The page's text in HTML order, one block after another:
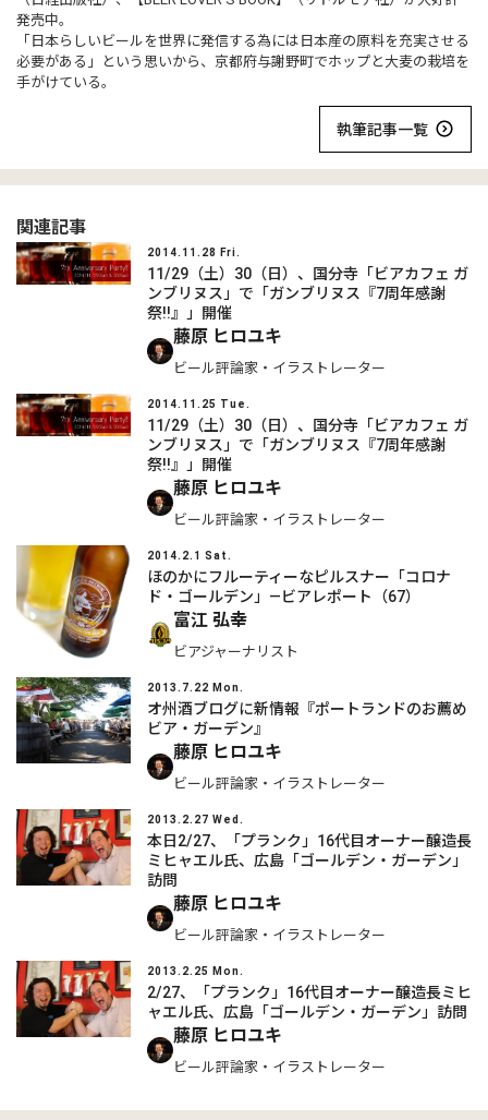
発売中。
「日本らしいビールを世界に発信する為には日本産の原料を充実させる
必要がある」という思いから、京都府与謝野町でホップと大麦の栽培を
手がけている。
執筆記事一覧
関連記事
2014.11.28 Fri.
11/29（土）30（日）、国分寺「ビアカフェ ガ
ンブリヌス」で「ガンブリヌス『7周年感謝
祭!!』」開催
藤原 ヒロユキ
ビール評論家・イラストレーター
2014.11.25 Tue.
11/29（土）30（日）、国分寺「ビアカフェ ガ
ンブリヌス」で「ガンブリヌス『7周年感謝
祭!!』」開催
藤原 ヒロユキ
ビール評論家・イラストレーター
2014.2.1 Sat.
ほのかにフルーティーなピルスナー「コロナ
ド・ゴールデン」―ビアレポート（67）
富江 弘幸
ビアジャーナリスト
2013.7.22 Mon.
オ州酒ブログに新情報『ポートランドのお薦め
ビア・ガーデン』
藤原 ヒロユキ
ビール評論家・イラストレーター
2013.2.27 Wed.
本日2/27、「プランク」16代目オーナー醸造長
ミヒャエル氏、広島「ゴールデン・ガーデン」
訪問
藤原 ヒロユキ
ビール評論家・イラストレーター
2013.2.25 Mon.
2/27、「プランク」16代目オーナー醸造長ミヒ
ャエル氏、広島「ゴールデン・ガーデン」訪問
藤原 ヒロユキ
ビール評論家・イラストレーター